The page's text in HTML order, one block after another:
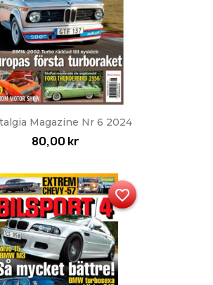
Magazine Nr 6 2024
80,00 kr
favorite_border